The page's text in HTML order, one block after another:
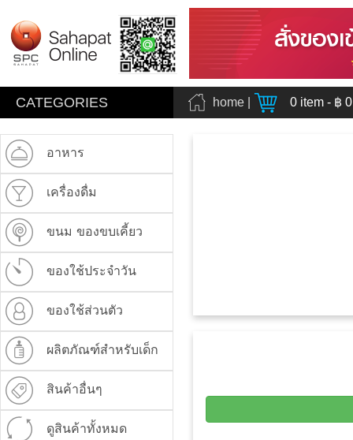
CATEGORIES home 0 item - ฿
อาหาร
เครื่องดื่ม
ขนม ของขบเคี้ยว
ของใช้ประจำวัน
ของใช้ส่วนตัว
ผลิตภัณฑ์สำหรับเด็ก
สินค้าอื่นๆ
ดูสินค้าทั้งหมด